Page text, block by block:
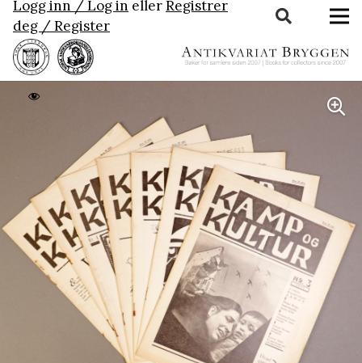
Logg inn / Log in ellerRegistrer
deg / Register